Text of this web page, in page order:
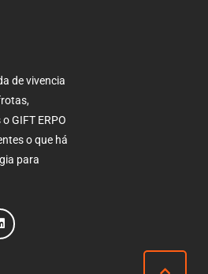
de vivencia
GIFT ERPO
o que há
para